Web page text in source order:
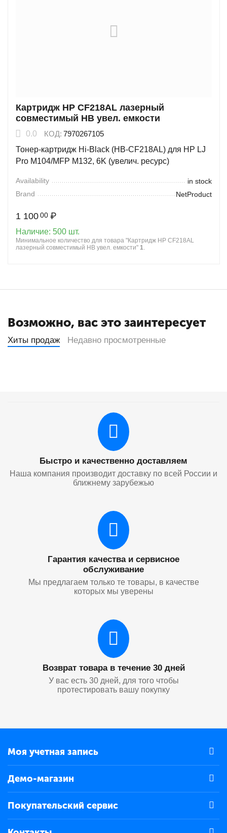
Картридж HP CF218AL лазерный
совместимый HB увел. емкости
0.0 КОД: 7970267105
Тонер-картридж Hi-Black (HB-CF218AL) для HP LJ
Pro M104/MFP M132, 6K (увелич. ресурс)
Availability
in stock
Brand
NetProduct
1 100 00 ₽
Наличие: 500 шт.
Минимальное количество для товара "Картридж HP CF218AL
лазерный совместимый HB увел. емкости" 1.
Возможно, вас это заинтересует
Хиты продаж Недавно просмотренные
Быстро и качественно доставляем
Наша компания производит доставку по всей России и
ближнему зарубежью
Гарантия качества и сервисное
обслуживание
Мы предлагаем только те товары, в качестве
которых мы уверены
Возврат товара в течение 30 дней
У вас есть 30 дней, для того чтобы
протестировать вашу покупку
Моя учетная запись
Демо-магазин
Покупательский сервис